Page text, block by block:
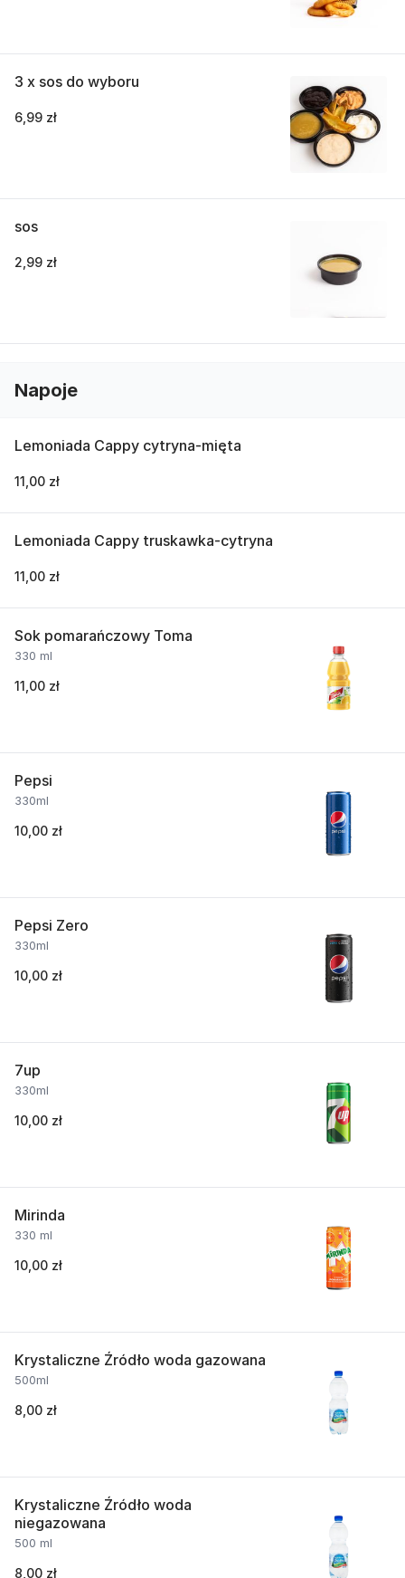
3 x sos do wyboru
6,99 zł
sos
2,99 zł
Napoje
Lemoniada Cappy cytryna-mięta
11,00 zł
Lemoniada Cappy truskawka-cytryna
11,00 zł
Sok pomarańczowy Toma
330 ml
11,00 zł
Pepsi
330ml
10,00 zł
Pepsi Zero
330ml
10,00 zł
7up
330ml
10,00 zł
Mirinda
330 ml
10,00 zł
Krystaliczne Źródło woda gazowana
500ml
8,00 zł
Krystaliczne Źródło woda
niegazowana
500 ml
8,00 zł